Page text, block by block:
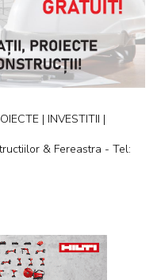
| INVESTITII |
& Fereastra - Tel: